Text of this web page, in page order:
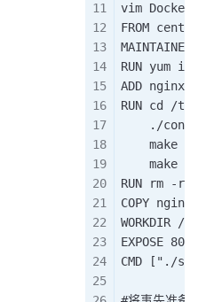
vim
FROM
RUN yum
ADD nginx-
RUN cd /
./
make -j
make
RUN rm -rf /
COPY
WORKDIR /
EXPOSE 80　
CMD ["./